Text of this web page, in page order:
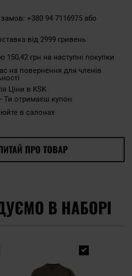
+380 94 7116975 або
від 2999 гривень
150,42 грн на наступні покупки
на повернення для членів
Ціни в KSK
Ти отримаєш купон
в салонах
ПРО ТОВАР
В НАБОРІ